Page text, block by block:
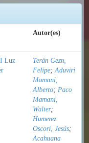
Autor(es)
Luz
Terán Gezn,
Felipe;Aduviri
Mamani,
Alberto; Paco
Mamani,
Walter;
Humerez
Oscori, Jesús;
Acahuana